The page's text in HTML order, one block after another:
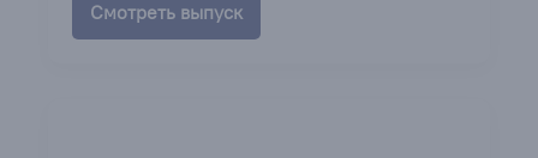
Смотреть выпуск